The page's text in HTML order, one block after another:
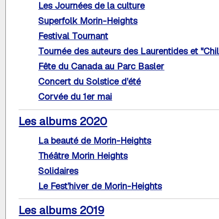
Les Journées de la culture
Superfolk Morin-Heights
Festival Tournant
Tournée des auteurs des Laurentides et
Fête du Canada au Parc Basler
Concert du Solstice d’été
Corvée du 1er mai
Les albums 2020
La beauté de Morin-Heights
Théâtre Morin Heights
Solidaires
Le Fest’hiver de Morin-Heights
Les albums 2019